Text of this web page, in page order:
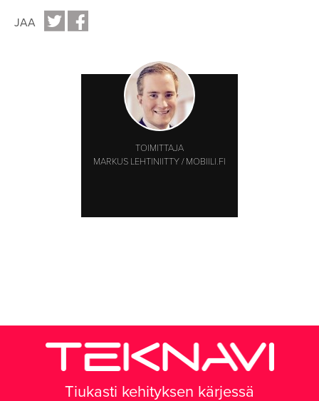
JAA
TOIMITTAJA
MARKUS LEHTINIITTY / MOBIILI.FI
Tiukasti kehityksen kärjessä